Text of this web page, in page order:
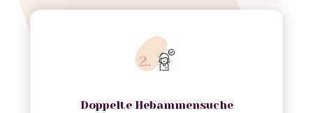
Doppelte Hebammensuche